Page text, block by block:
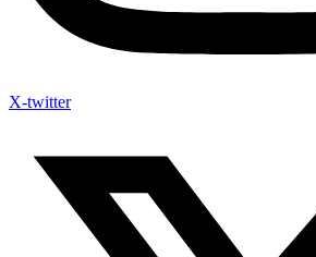
X-twitter